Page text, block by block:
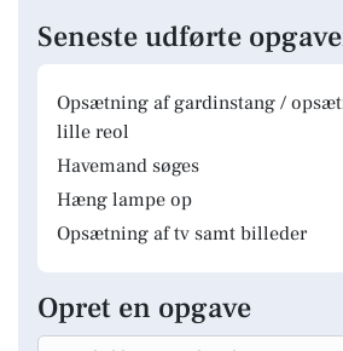
Seneste udførte
Opsætning af gardinstang /
lille reol
Havemand søges
Hæng lampe op
Opsætning af tv samt billeder
Opret en opgave